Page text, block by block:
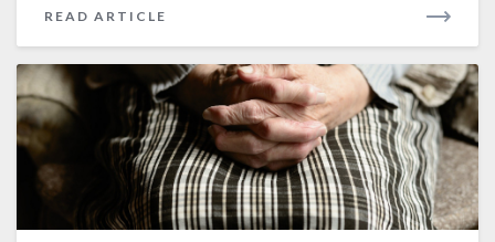
READ ARTICLE